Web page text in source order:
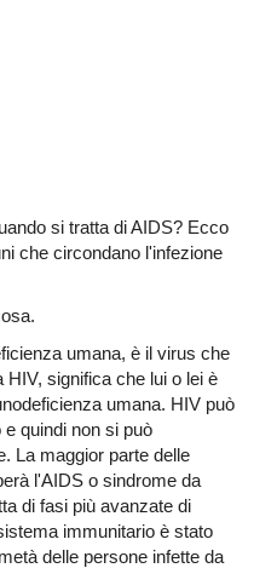
endocrino
si tratta di AIDS? Ecco
che circondano l'infezione
umana, è il virus che
significa che lui o lei è
umana. HIV può
quindi non si può
La maggior parte delle
l'AIDS o sindrome da
di fasi più avanzate di
immunitario è stato
delle persone infette da